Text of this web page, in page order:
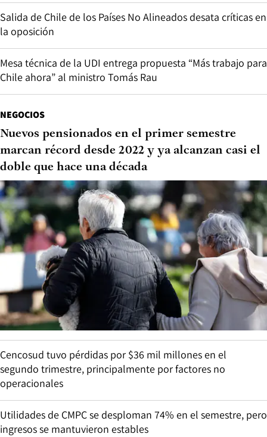
Salida de Chile de los Países No Alineados desata críticas en
la oposición
Mesa técnica de la UDI entrega propuesta “Más trabajo para
Chile ahora” al ministro Tomás Rau
NEGOCIOS
Nuevos pensionados en el primer semestre
marcan récord desde 2022 y ya alcanzan casi el
doble que hace una década
Cencosud tuvo pérdidas por $36 mil millones en el
segundo trimestre, principalmente por factores no
operacionales
Utilidades de CMPC se desploman 74% en el semestre, pero
ingresos se mantuvieron estables